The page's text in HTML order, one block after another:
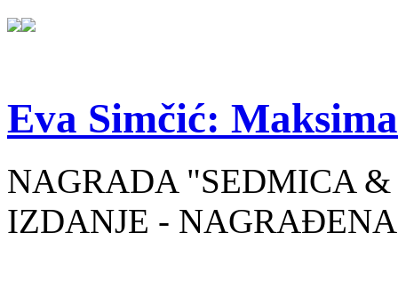
Eva Simčić:
NAGRADA "SEDMICA
IZDANJE -